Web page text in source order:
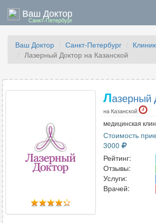
Ваш Доктор
Санкт-Петербург
Ваш Доктор Санкт-Петербург
Лазерный Доктор на Казанской
Лазерный
на Казанской
медицинская
Стоимость
3000
Рейтинг:
Отзывы:
Услуги:
Врачей: